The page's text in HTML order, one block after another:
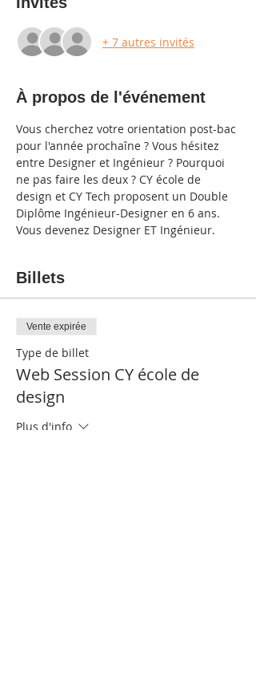
+ 7 autres invités
À propos de l'événement
Vous cherchez votre orientation post-bac
pour l'année prochaîne ? Vous hésitez
entre Designer et Ingénieur ? Pourquoi
ne pas faire les deux ? CY école de
design et CY Tech proposent un Double
Diplôme Ingénieur-Designer en 6 ans.
Vous devenez Designer ET Ingénieur.
Billets
Vente expirée
Type de billet
Web Session CY école de
design
Plus d'info